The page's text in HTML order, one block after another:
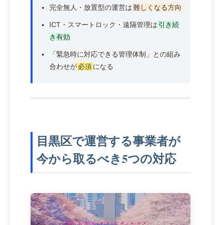
完全無人・放置型の運営は難しくなる方向
ICT・スマートロック・遠隔管理は 引き続
き有効
「緊急時に対応できる管理体制」との組み
合わせが必須になる
目黒区で運営する事業者が
今から取るべき5つの対応